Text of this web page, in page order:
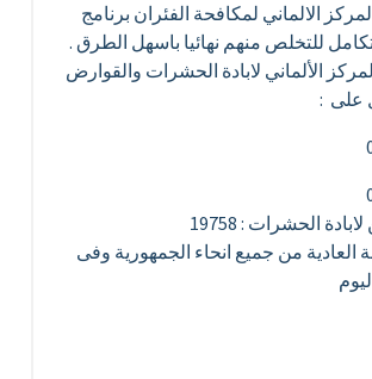
الالماني لمكافحة الفئران برنامج
للتخلص منهم نهائيا باسهل الطرق .
الألماني لابادة الحشرات والقوارض
على :
الحشرات : 19758
العادية من جميع انحاء الجمهورية وفى